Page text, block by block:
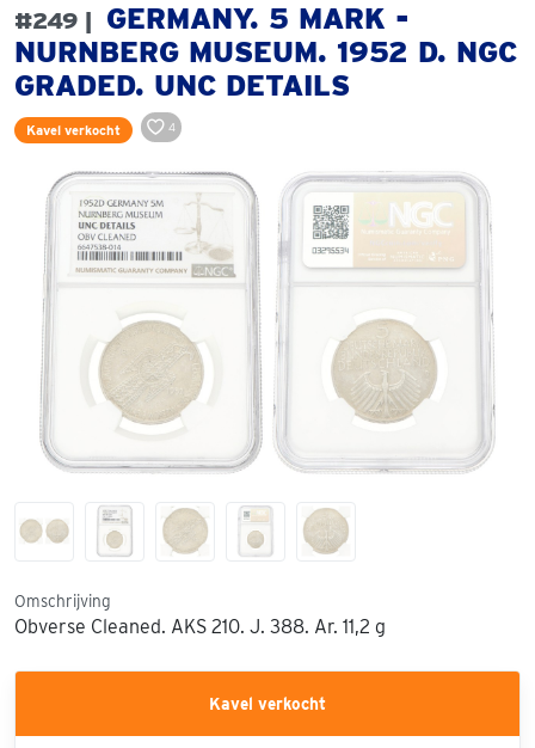
#249 |
GERMANY. 5 MARK -
NURNBERG MUSEUM. 1952 D. NGC
GRADED. UNC DETAILS
Kavel verkocht 4
Omschrijving
Obverse Cleaned. AKS 210. J. 388. Ar. 11,2 g
Kavel verkocht